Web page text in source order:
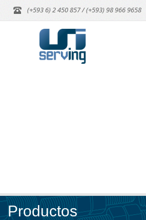
(+593 6) 2 450 857 / (+593) 98 966 9658
Productos